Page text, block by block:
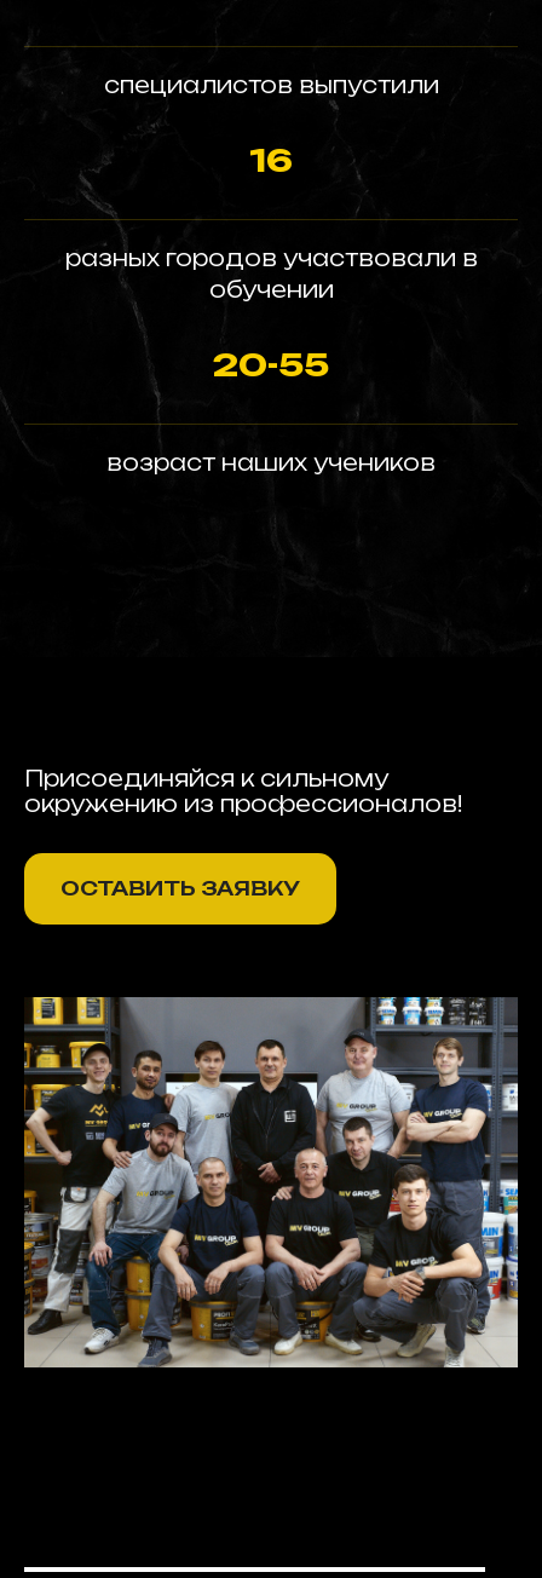
специалистов выпустили
16
разных городов участвовали в
обучении
20-55
возраст наших учеников
Присоединяйся к сильному
окружению из профессионалов!
ОСТАВИТЬ ЗАЯВКУ